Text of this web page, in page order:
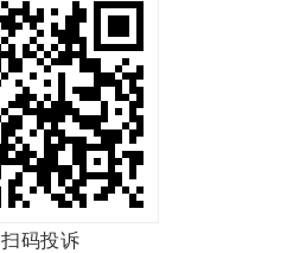
扫码投诉